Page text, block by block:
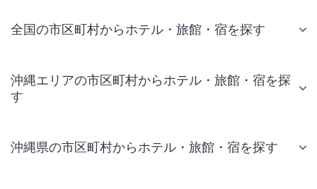
全国の市区町村からホテル・旅館・宿を探す
沖縄エリアの市区町村からホテル・旅館・宿を探
す
沖縄県の市区町村からホテル・旅館・宿を探す